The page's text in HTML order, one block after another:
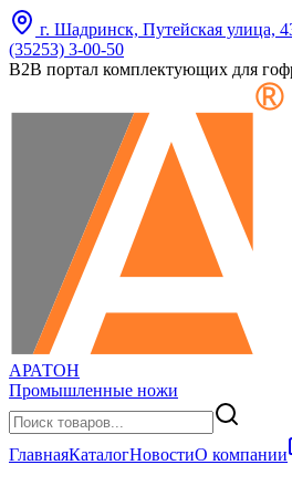
г. Шадринск, Путейская улица,
(35253) 3-00-50
B2B портал комплектующих для
АРАТОН
Промышленные ножи
ГлавнаяКаталогНовостиО компании